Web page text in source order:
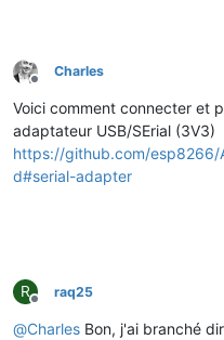
Offline
Charles
Voici comment connecter et
adaptateur USB/SErial (3V3)
https://github.com/
d#serial-adapter
R
Offline
raq25
@Charles Bon, j'ai branché